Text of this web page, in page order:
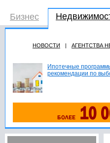
Бизнес
НОВОСТИ | АГЕНТСТВА
Ипотечные
рекомендации по